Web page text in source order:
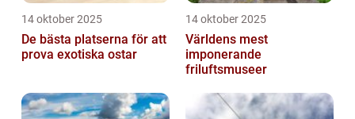
14 oktober 2025
De bästa platserna för att
prova exotiska ostar
14 oktober 2025
Världens mest
imponerande
friluftsmuseer